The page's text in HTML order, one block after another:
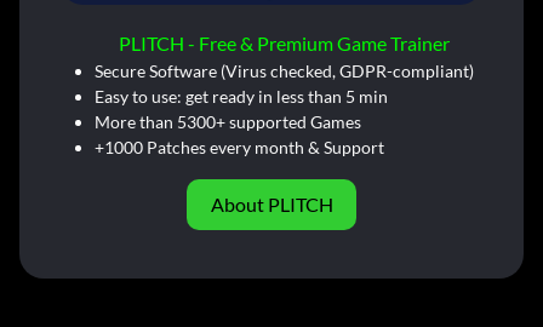
PLITCH - Free & Premium Game Trainer
Secure Software (Virus checked, GDPR-compliant)
Easy to use: get ready in less than 5 min
More than 5300+ supported Games
+1000 Patches every month & Support
About PLITCH